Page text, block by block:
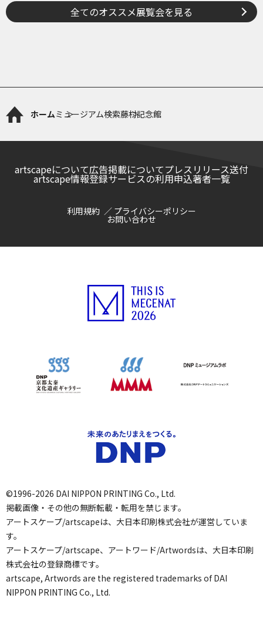
全てのオススメ展覧会を見る
ホームミュージアム検索藤村記念館
artscapeについて広告掲載についてプレスリリース送付
artscape情報登録サービスの利用申込著者一覧
利用規約 プライバシーポリシー
お問い合わせ
©1996-2026 DAI NIPPON PRINTING Co., Ltd.
掲載画像・その他の無断転載・転用を禁じます。
アートスケープ/artscapeは、大日本印刷株式会社が運営していま
す。
アートスケープ/artscape、アートワード/Artwordsは、大日本印刷
株式会社の登録商標です。
artscape, Artwords are the registered trademarks of DAI
NIPPON PRINTING Co., Ltd.